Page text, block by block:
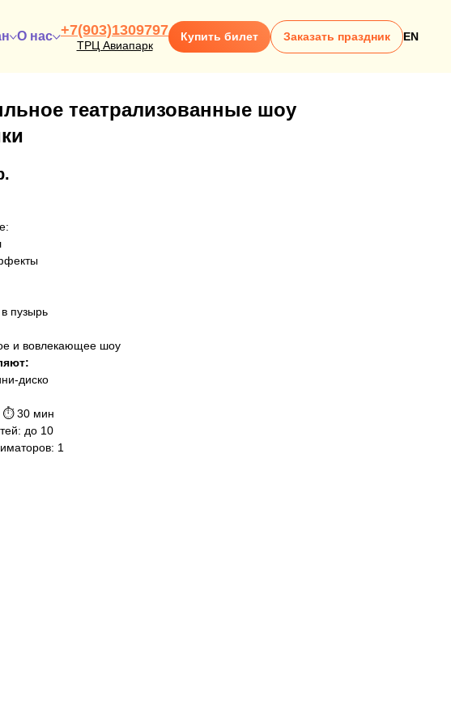
О нас +7(903)1309797
ТРЦ Авиапарк
Купить билет Заказать праздник EN
театрализованные шоу
пузырь
и вовлекающее шоу
диско
⏱ 30 мин
до 10
1